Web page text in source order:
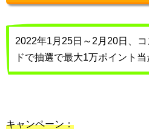
2022年1月25日～2月20日、
ドで抽選で最大1万ポイント
キャンペーン：